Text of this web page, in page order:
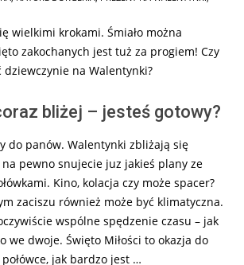
wielkimi krokami. Śmiało można
zakochanych jest tuż za progiem! Czy
dziewczynie na Walentynki?
bliżej – jesteś gotowy?
do panów. Walentynki zbliżają się
pewno snujecie juz jakieś plany ze
Kino, kolacja czy może spacer?
zaciszu również może być klimatyczna.
wspólne spędzenie czasu – jak
we dwoje. Święto Miłości to okazja do
jak bardzo jest …